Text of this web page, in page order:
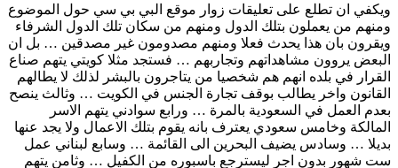
ويكفي ان تطلع على تعليقات زوار موقع البي بي سي حول الموضوع
ومنهم من يعملون بتلك الدول ومنهم من سكان تلك الدول الشرفاء
ويقرون بان هذا يحدث فعلا ومنهم مصدومون غير مصدقين … بل ان
البعض يروون مشاهداتهم وتجاربهم … فستجد مثلا كويتي يتهم صناع
القرار في بلده انهم هم شخصيا من يتاجرون بالبشر لذلك لا يطالهم
القانون واخر يطالب بوقف تجارة الجنس في الكويت … وثالث ينصح
بعدم العمل في السعودية بالمرة … ورابع سوادني يتهم الاسر
المالكة وخامس سعودي يعترف بانه يقوم بتلك الاعمال ولا يجد عنها
بديلا … وسادس يضيف البحرين الى القائمة … وسابع لبناني عمل
ست شهور بدون اجر ليسترجع باسبوره من الكفيل … وثامن يتهم